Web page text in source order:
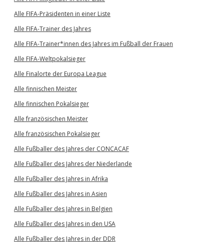
Alle FIFA-Präsidenten in einer Liste
Alle FIFA-Trainer des Jahres
Alle FIFA-Trainer*innen des Jahres im Fußball der Frauen
Alle FIFA-Weltpokalsieger
Alle Finalorte der Europa League
Alle finnischen Meister
Alle finnischen Pokalsieger
Alle französischen Meister
Alle französischen Pokalsieger
Alle Fußballer des Jahres der CONCACAF
Alle Fußballer des Jahres der Niederlande
Alle Fußballer des Jahres in Afrika
Alle Fußballer des Jahres in Asien
Alle Fußballer des Jahres in Belgien
Alle Fußballer des Jahres in den USA
Alle Fußballer des Jahres in der DDR